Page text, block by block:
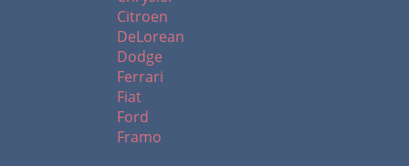
Citroen
DeLorean
Dodge
Ferrari
Fiat
Ford
Framo